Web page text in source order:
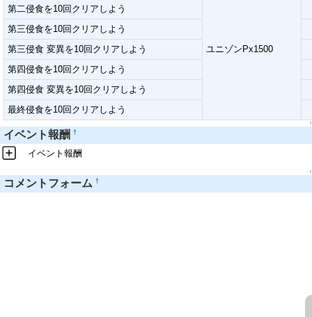
ユニゾンPx1500
第二侵食を10回クリアしよう
第三侵食を10回クリアしよう
第三侵食 変異を10回クリアしよう
第四侵食を10回クリアしよう
第四侵食 変異を10回クリアしよう
最終侵食を10回クリアしよう
↑
イベント報酬 †
イベント報酬
↑
コメントフォーム †